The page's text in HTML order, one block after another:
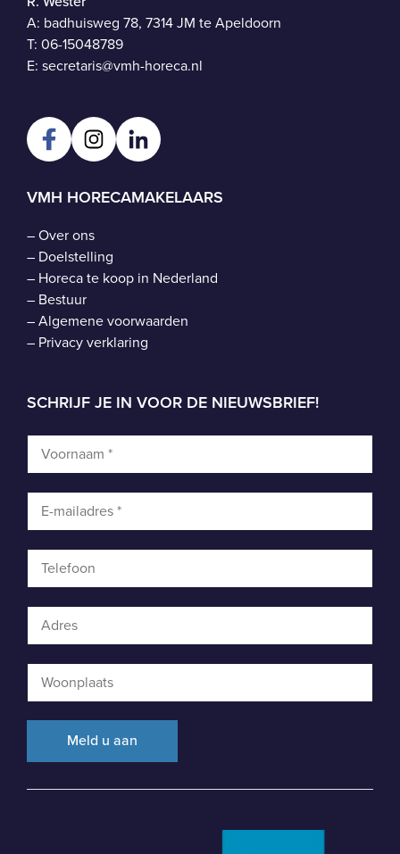
A: badhuisweg 78, 7314 JM te Apeldoorn
T: 06-15048789
E: secretaris@vmh-horeca.nl
VMH HORECAMAKELAARS
–Over ons
– Doelstelling
– Horeca te koop in Nederland
– Bestuur
–Algemene voorwaarden
– Privacy verklaring
SCHRIJF JE IN VOOR DE NIEUWSBRIEF!